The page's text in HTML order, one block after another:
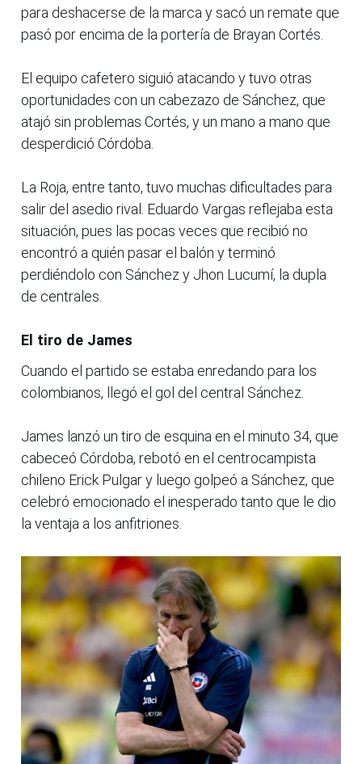
para deshacerse de la marca y sacó un remate que
pasó por encima de la portería de Brayan Cortés.
El equipo cafetero siguió atacando y tuvo otras
oportunidades con un cabezazo de Sánchez, que
atajó sin problemas Cortés, y un mano a mano que
desperdició Córdoba.
La Roja, entre tanto, tuvo muchas dificultades para
salir del asedio rival. Eduardo Vargas reflejaba esta
situación, pues las pocas veces que recibió no
encontró a quién pasar el balón y terminó
perdiéndolo con Sánchez y Jhon Lucumí, la dupla
de centrales.
El tiro de James
Cuando el partido se estaba enredando para los
colombianos, llegó el gol del central Sánchez.
James lanzó un tiro de esquina en el minuto 34, que
cabeceó Córdoba, rebotó en el centrocampista
chileno Erick Pulgar y luego golpeó a Sánchez, que
celebró emocionado el inesperado tanto que le dio
la ventaja a los anfitriones.